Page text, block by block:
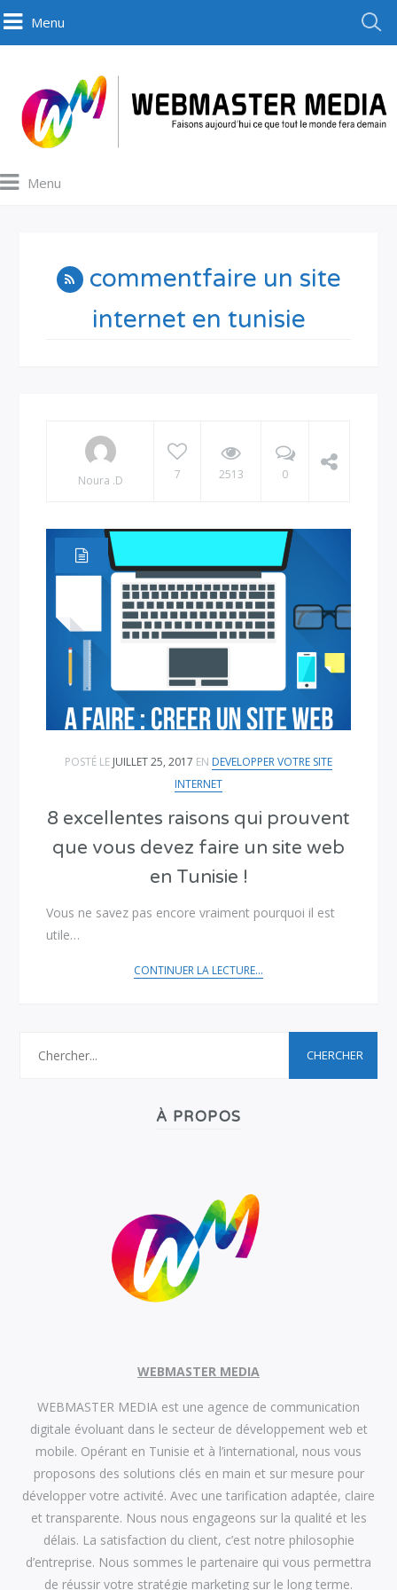
Menu
Menu
commentfaire un site
internet en tunisie
Noura .D 7 2513 0
POSTÉ LE JUILLET 25, 2017 EN DEVELOPPER VOTRE SITE
INTERNET
8 excellentes raisons qui prouvent
que vous devez faire un site web
en Tunisie !
Vous ne savez pas encore vraiment pourquoi il est
utile…
CONTINUER LA LECTURE...
À PROPOS
WEBMASTER MEDIA
WEBMASTER MEDIA est une agence de communication
digitale évoluant dans le secteur de développement web et
mobile. Opérant en Tunisie et à l’international, nous vous
proposons des solutions clés en main et sur mesure pour
développer votre activité. Avec une tarification adaptée, claire
et transparente. Nous nous engageons sur la qualité et les
délais. La satisfaction du client, c’est notre philosophie
d’entreprise. Nous sommes le partenaire qui vous permettra
de réussir votre stratégie marketing sur le long terme.